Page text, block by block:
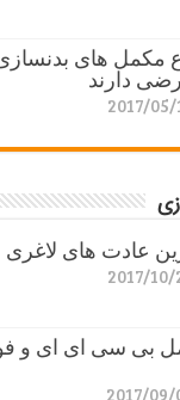
مکمل های
دارند
2017/05/
عادت های لاغری
2017/10/
بی سی ای ای و
2017/09/